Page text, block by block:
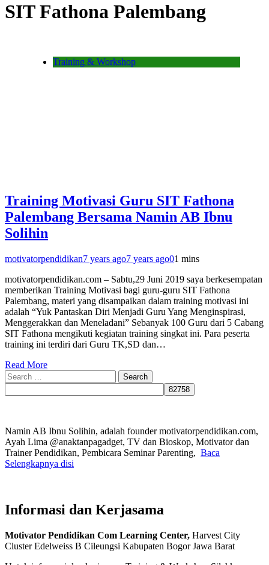
SIT Fathona Palembang
Training & Workshop
Training Motivasi Guru SIT Fathona
Palembang Bersama Namin AB Ibnu
Solihin
motivatorpendidikan7 years ago7 years ago01 mins
motivatorpendidikan.com – Sabtu,29 Juni 2019 saya berkesempatan
memberikan Training Motivasi bagi guru-guru SIT Fathona
Palembang, materi yang disampaikan dalam training motivasi ini
adalah “Yuk Pantaskan Diri Menjadi Guru Yang Menginspirasi,
Menggerakkan dan Meneladani” Sebanyak 100 Guru dari 5 Cabang
SIT Fathona mengikuti kegiatan training singkat ini. Para peserta
training ini terdiri dari Guru TK,SD dan…
Read More
Search
for:
Namin AB Ibnu Solihin, adalah founder motivatorpendidikan.com,
Ayah Lima @anaktanpagadget, TV dan Bioskop, Motivator dan
Trainer Pendidikan, Pembicara Seminar Parenting, Baca
Selengkapnya disi
Informasi dan Kerjasama
Motivator Pendidikan Com Learning Center, Harvest City
Cluster Edelweiss B Cileungsi Kabupaten Bogor Jawa Barat